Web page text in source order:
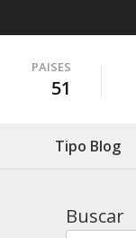
PAISES
51
Tipo Blog
Buscar